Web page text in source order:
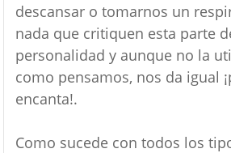
descansar o tomarnos un
nada que critiquen esta parte
personalidad y aunque no la
como pensamos, nos da igual
encanta!.
Como sucede con todos los